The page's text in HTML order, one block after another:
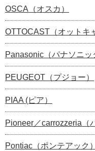
OSCA（オスカ）
OTTOCAST（オットキ
Panasonic（パナソニッ
PEUGEOT（プジョー）
PIAA (ピア）
Pioneer／carrozzeria（
Pontiac（ポンテアック）